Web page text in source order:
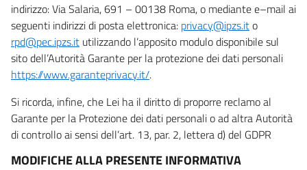
indirizzo: Via Salaria, 691 – 00138 Roma, o mediante e–mail ai
seguenti indirizzi di posta elettronica: privacy@ipzs.ito
rpd@pec.ipzs.it utilizzando l’apposito modulo disponibile sul
sito dell’Autorità Garante per la protezione dei dati personali
https://www.garanteprivacy.it/.
Si ricorda, infine, che Lei ha il diritto di proporre reclamo al
Garante per la Protezione dei dati personali o ad altra Autorità
di controllo ai sensi dell’art. 13, par. 2, lettera d) del GDPR
MODIFICHE ALLA PRESENTE INFORMATIVA